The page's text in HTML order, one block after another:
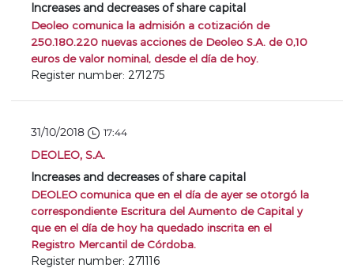
Increases and decreases of share capital
Deoleo comunica la admisión a cotización de
250.180.220 nuevas acciones de Deoleo S.A. de 0,10
euros de valor nominal, desde el día de hoy.
Register number: 271275
31/10/2018 17:44
DEOLEO, S.A.
Increases and decreases of share capital
DEOLEO comunica que en el día de ayer se otorgó la
correspondiente Escritura del Aumento de Capital y
que en el día de hoy ha quedado inscrita en el
Registro Mercantil de Córdoba.
Register number: 271116